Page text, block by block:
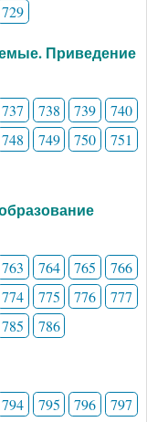
729
Приведение
737 738 739
740
748 749 750
751
763 764 765
766
774 775 776
777
785 786
794 795 796
797